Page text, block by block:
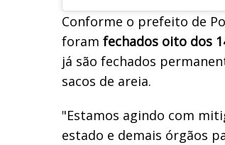
Conforme o prefeito de
foram fechados oito dos
já são fechados
sacos de areia.
"Estamos agindo com
estado e demais órgãos